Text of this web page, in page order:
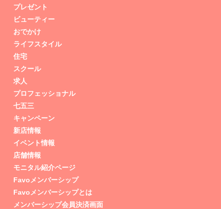
プレゼント
ビューティー
おでかけ
ライフスタイル
住宅
スクール
求人
プロフェッショナル
七五三
キャンペーン
新店情報
イベント情報
店舗情報
モニタル紹介ページ
Favoメンバーシップ
Favoメンバーシップとは
メンバーシップ会員決済画面